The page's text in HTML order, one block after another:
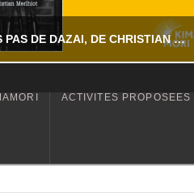
SUR LES PAS DE DAZAI, DE CHRISTIAN MERLHIOT
ACTIVITÉS PROPOSÉES